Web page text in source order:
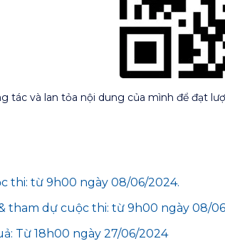
tác và lan tỏa nội dung của mình để đạt
thi: từ 9h00 ngày 08/06/2024.
tham dự cuộc thi: từ 9h00 ngày 08/
Từ 18h00 ngày 27/06/2024